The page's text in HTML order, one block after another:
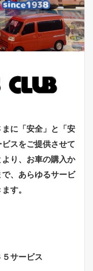
に「安全」と「安
スをご提供させて
り、お車の購入か
、あらゆるサービ
す。
サービス